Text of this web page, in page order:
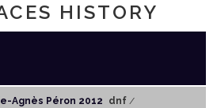
HISTORY
Agnès Péron 2012
dnf/